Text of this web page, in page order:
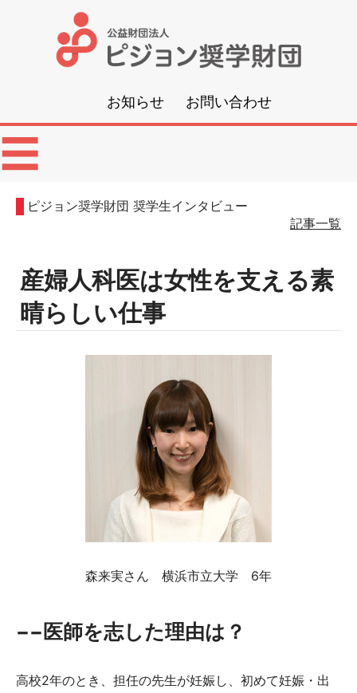
公
益
財
法
ピ
ジ
お知らせ お問い合わせ
☰
ピジョン奨学財団 奨学生インタビュー
記事一覧
産婦人科医は女性を支える素
晴らしい仕事
森来実さん 横浜市立大学 6年
−−医師を志した理由は？
高校2年のとき、担任の先生が妊娠し、初めて妊娠・出